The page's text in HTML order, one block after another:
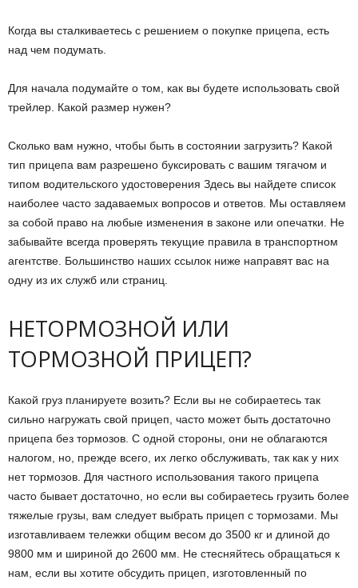
Когда вы сталкиваетесь с решением о покупке прицепа, есть
над чем подумать.
Для начала подумайте о том, как вы будете использовать свой
трейлер. Какой размер нужен?
Сколько вам нужно, чтобы быть в состоянии загрузить? Какой
тип прицепа вам разрешено буксировать с вашим тягачом и
типом водительского удостоверения Здесь вы найдете список
наиболее часто задаваемых вопросов и ответов. Мы оставляем
за собой право на любые изменения в законе или опечатки. Не
забывайте всегда проверять текущие правила в транспортном
агентстве. Большинство наших ссылок ниже направят вас на
одну из их служб или страниц.
НЕТОРМОЗНОЙ ИЛИ
ТОРМОЗНОЙ ПРИЦЕП?
Какой груз планируете возить? Если вы не собираетесь так
сильно нагружать свой прицеп, часто может быть достаточно
прицепа без тормозов. С одной стороны, они не облагаются
налогом, но, прежде всего, их легко обслуживать, так как у них
нет тормозов. Для частного использования такого прицепа
часто бывает достаточно, но если вы собираетесь грузить более
тяжелые грузы, вам следует выбрать прицеп с тормозами. Мы
изготавливаем тележки общим весом до 3500 кг и длиной до
9800 мм и шириной до 2600 мм. Не стесняйтесь обращаться к
нам, если вы хотите обсудить прицеп, изготовленный по